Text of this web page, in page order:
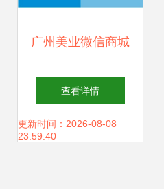
广州美业微信商城
推动美容院拓客形
式的创新变革
查看详情
更新时间：2026-08-08
23:59:40